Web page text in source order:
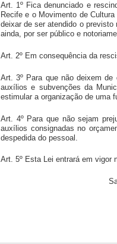
Art. 1º Fica denunciado e
Recife e o Movimento de
deixar de ser atendido o
ainda, por ser público e
Art. 2º Em consequência da
Art. 3º Para que não deixem
auxílios e subvenções da
estimular a organização de uma
Art. 4º Para que não sejam
auxílios consignadas no
despedida do pessoal.
Art. 5º Esta Lei entrará em vigor